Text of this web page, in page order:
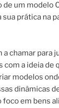
um modelo
sua prática na
a chamar para
com a ideia de
modelos
dinâmicas
foco em bens